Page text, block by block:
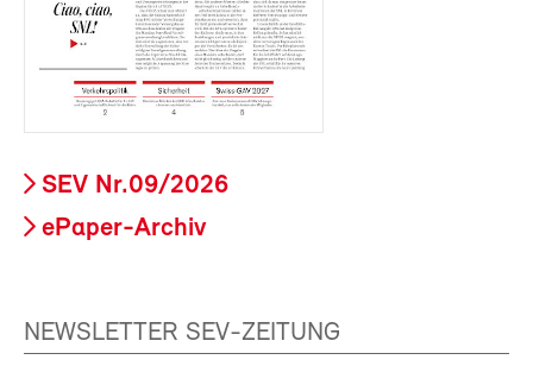
SEV Nr.09/2026
ePaper-Archiv
NEWSLETTER SEV-ZEITUNG